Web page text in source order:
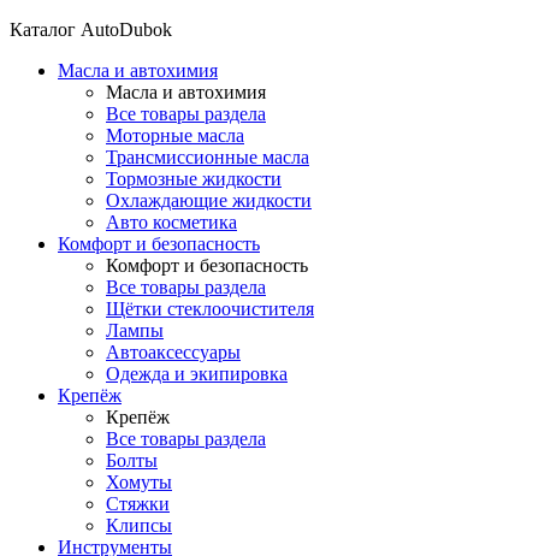
Каталог AutoDubok
Масла и автохимия
Масла и автохимия
Все товары раздела
Моторные масла
Трансмиссионные масла
Тормозные жидкости
Охлаждающие жидкости
Авто косметика
Комфорт и безопасность
Комфорт и безопасность
Все товары раздела
Щётки стеклоочистителя
Лампы
Автоаксессуары
Одежда и экипировка
Крепёж
Крепёж
Все товары раздела
Болты
Хомуты
Стяжки
Клипсы
Инструменты